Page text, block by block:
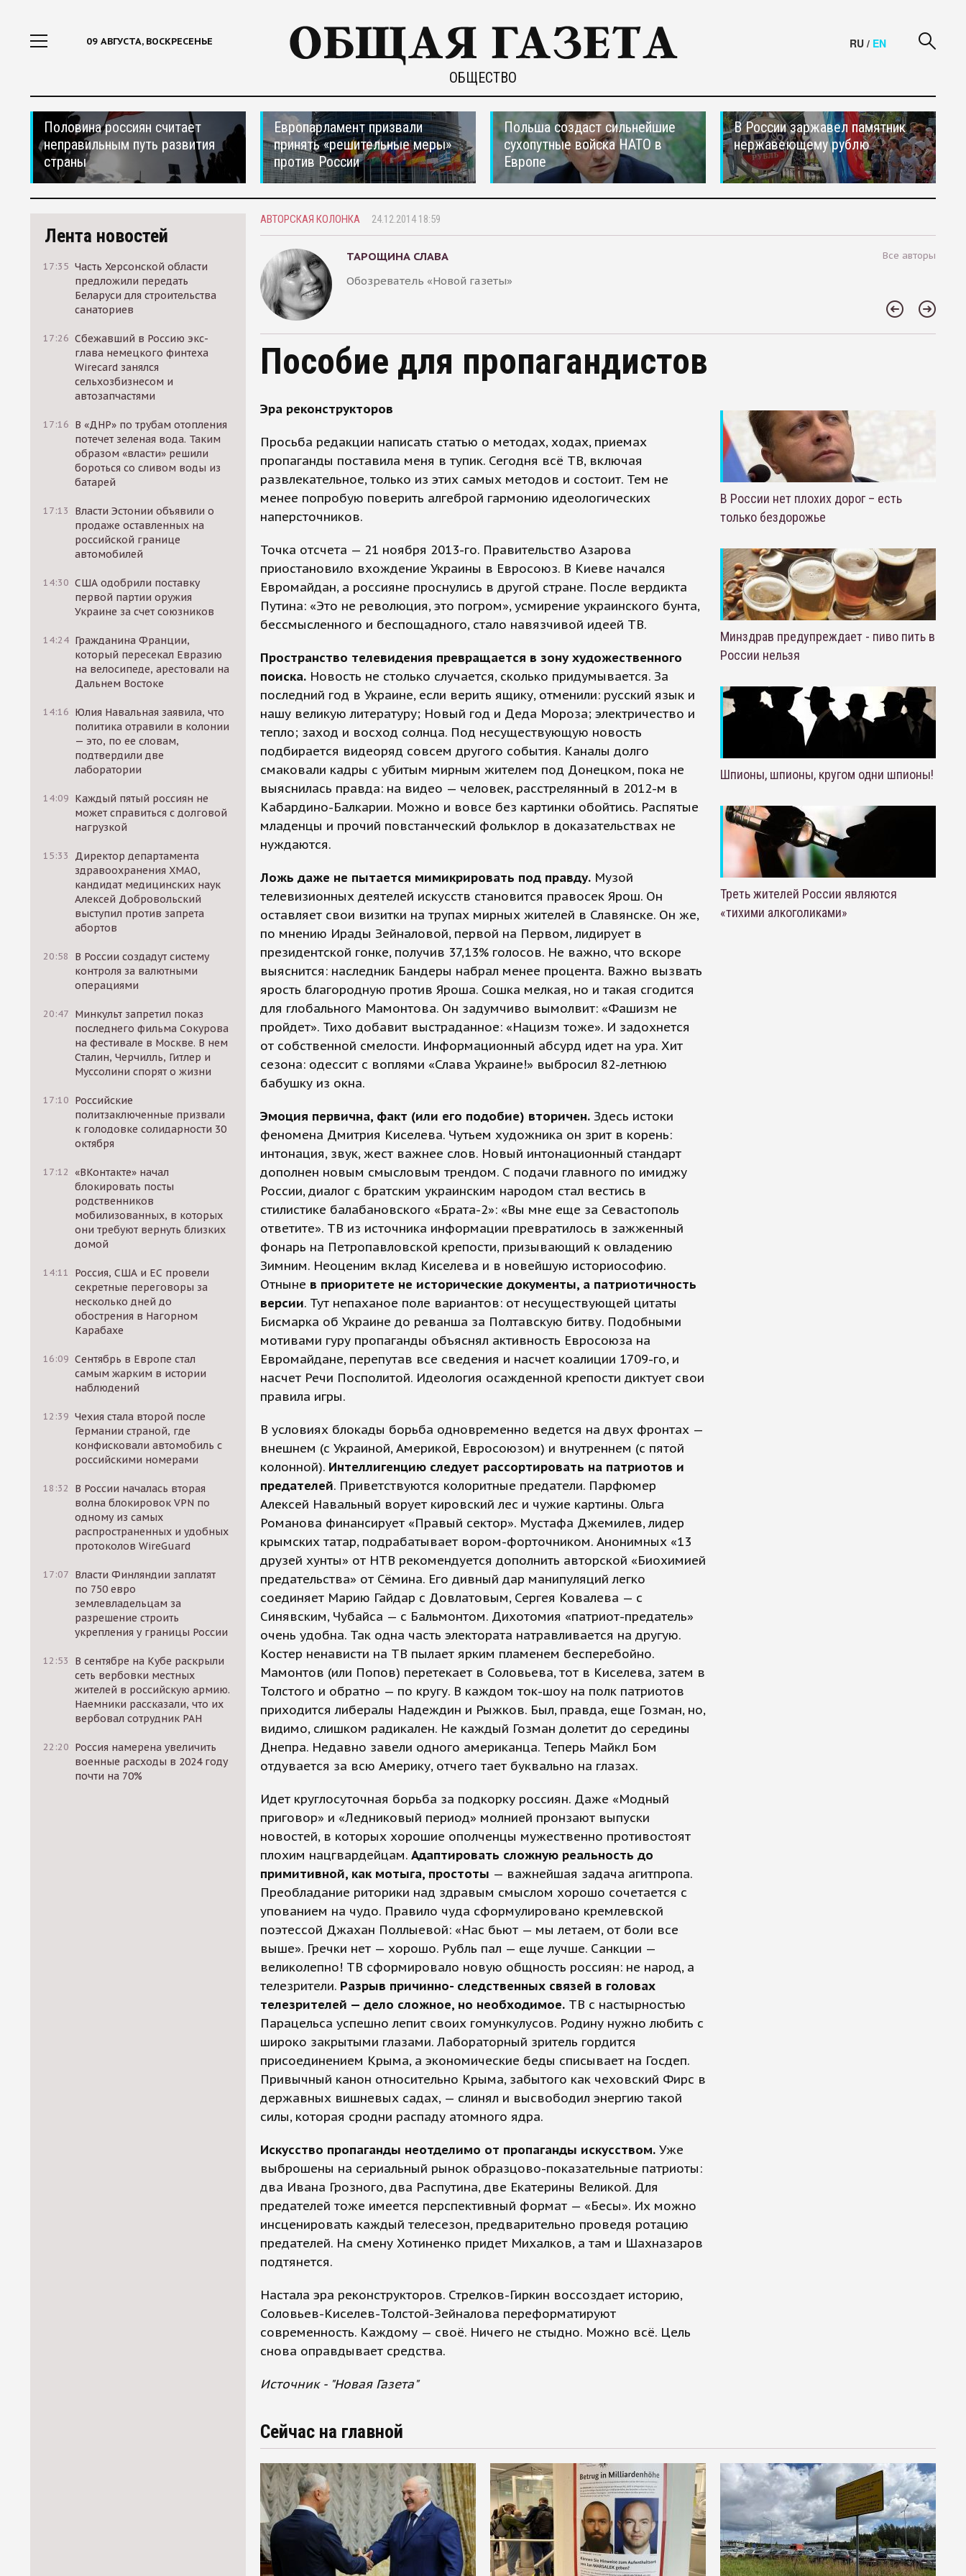
09 АВГУСТА, ВОСКРЕСЕНЬЕ
ОБЩЕСТВО
RU / EN
Половина россиян считает
неправильным путь развития
страны
Европарламент призвали
принять «решительные меры»
против России
Польша создаст сильнейшие
сухопутные войска НАТО в
Европе
В России заржавел памятник
нержавеющему рублю
Лента новостей
17:35 Часть Херсонской области
предложили передать
Беларуси для строительства
санаториев
17:26 Сбежавший в Россию экс-
глава немецкого финтеха
Wirecard занялся
сельхозбизнесом и
автозапчастями
17:16 В «ДНР» по трубам отопления
потечет зеленая вода. Таким
образом «власти» решили
бороться со сливом воды из
батарей
17:13
Власти Эстонии объявили о
продаже оставленных на
российской границе
автомобилей
14:30 США одобрили поставку
первой партии оружия
Украине за счет союзников
14:24 Гражданина Франции,
который пересекал Евразию
на велосипеде, арестовали на
Дальнем Востоке
14:16 Юлия Навальная заявила, что
политика отравили в колонии
— это, по ее словам,
подтвердили две
лаборатории
14:09 Каждый пятый россиян не
может справиться с долговой
нагрузкой
15:33
Директор департамента
здравоохранения ХМАО,
кандидат медицинских наук
Алексей Добровольский
выступил против запрета
абортов
20:58
В России создадут систему
контроля за валютными
операциями
20:47 Минкульт запретил показ
последнего фильма Сокурова
на фестивале в Москве. В нем
Сталин, Черчилль, Гитлер и
Муссолини спорят о жизни
17:10 Российские
политзаключенные призвали
к голодовке солидарности 30
октября
17:12 «ВКонтакте» начал
блокировать посты
родственников
мобилизованных, в которых
они требуют вернуть близких
домой
14:11
Россия, США и ЕС провели
секретные переговоры за
несколько дней до
обострения в Нагорном
Карабахе
16:09 Сентябрь в Европе стал
самым жарким в истории
наблюдений
12:39 Чехия стала второй после
Германии страной, где
конфисковали автомобиль с
российскими номерами
18:32
В России началась вторая
волна блокировок VPN по
одному из самых
распространенных и удобных
протоколов WireGuard
17:07 Власти Финляндии заплатят
по 750 евро
землевладельцам за
разрешение строить
укрепления у границы России
12:53
В сентябре на Кубе раскрыли
сеть вербовки местных
жителей в российскую армию.
Наемники рассказали, что их
вербовал сотрудник РАН
22:20 Россия намерена увеличить
военные расходы в 2024 году
почти на 70%
АВТОРСКАЯ КОЛОНКА 24.12.2014 18:59
ТАРОЩИНА СЛАВА
Обозреватель «Новой газеты»
Все авторы
Пособие для пропагандистов
Эра реконструкторов
Просьба редакции написать статью о методах, ходах, приемах
пропаганды поставила меня в тупик. Сегодня всё ТВ, включая
развлекательное, только из этих самых методов и состоит. Тем не
менее попробую поверить алгеброй гармонию идеологических
наперсточников.
Точка отсчета — 21 ноября 2013-го. Правительство Азарова
приостановило вхождение Украины в Евросоюз. В Киеве начался
Евромайдан, а россияне проснулись в другой стране. После вердикта
Путина: «Это не революция, это погром», усмирение украинского бунта,
бессмысленного и беспощадного, стало навязчивой идеей ТВ.
Пространство телевидения превращается в зону художественного
поиска. Новость не столько случается, сколько придумывается. За
последний год в Украине, если верить ящику, отменили: русский язык и
нашу великую литературу; Новый год и Деда Мороза; электричество и
тепло; заход и восход солнца. Под несуществующую новость
подбирается видеоряд совсем другого события. Каналы долго
смаковали кадры с убитым мирным жителем под Донецком, пока не
выяснилась правда: на видео — человек, расстрелянный в 2012-м в
Кабардино-Балкарии. Можно и вовсе без картинки обойтись. Распятые
младенцы и прочий повстанческий фольклор в доказательствах не
нуждаются.
Ложь даже не пытается мимикрировать под правду. Музой
телевизионных деятелей искусств становится правосек Ярош. Он
оставляет свои визитки на трупах мирных жителей в Славянске. Он же,
по мнению Ирады Зейналовой, первой на Первом, лидирует в
президентской гонке, получив 37,13% голосов. Не важно, что вскоре
выяснится: наследник Бандеры набрал менее процента. Важно вызвать
ярость благородную против Яроша. Сошка мелкая, но и такая сгодится
для глобального Мамонтова. Он задумчиво вымолвит: «Фашизм не
пройдет». Тихо добавит выстраданное: «Нацизм тоже». И задохнется
от собственной смелости. Информационный абсурд идет на ура. Хит
сезона: одессит с воплями «Слава Украине!» выбросил 82-летнюю
бабушку из окна.
Эмоция первична, факт (или его подобие) вторичен. Здесь истоки
феномена Дмитрия Киселева. Чутьем художника он зрит в корень:
интонация, звук, жест важнее слов. Новый интонационный стандарт
дополнен новым смысловым трендом. С подачи главного по имиджу
России, диалог с братским украинским народом стал вестись в
стилистике балабановского «Брата-2»: «Вы мне еще за Севастополь
ответите». ТВ из источника информации превратилось в зажженный
фонарь на Петропавловской крепости, призывающий к овладению
Зимним. Неоценим вклад Киселева и в новейшую историософию.
Отныне в приоритете не исторические документы, а патриотичность
версии. Тут непаханое поле вариантов: от несуществующей цитаты
Бисмарка об Украине до реванша за Полтавскую битву. Подобными
мотивами гуру пропаганды объяснял активность Евросоюза на
Евромайдане, перепутав все сведения и насчет коалиции 1709-го, и
насчет Речи Посполитой. Идеология осажденной крепости диктует свои
правила игры.
В условиях блокады борьба одновременно ведется на двух фронтах —
внешнем (с Украиной, Америкой, Евросоюзом) и внутреннем (с пятой
колонной). Интеллигенцию следует рассортировать на патриотов и
предателей. Приветствуются колоритные предатели. Парфюмер
Алексей Навальный ворует кировский лес и чужие картины. Ольга
Романова финансирует «Правый сектор». Мустафа Джемилев, лидер
крымских татар, подрабатывает вором-форточником. Анонимных «13
друзей хунты» от НТВ рекомендуется дополнить авторской «Биохимией
предательства» от Сёмина. Его дивный дар манипуляций легко
соединяет Марию Гайдар с Довлатовым, Сергея Ковалева — с
Синявским, Чубайса — с Бальмонтом. Дихотомия «патриот-предатель»
очень удобна. Так одна часть электората натравливается на другую.
Костер ненависти на ТВ пылает ярким пламенем бесперебойно.
Мамонтов (или Попов) перетекает в Соловьева, тот в Киселева, затем в
Толстого и обратно — по кругу. В каждом ток-шоу на полк патриотов
приходится либералы Надеждин и Рыжков. Был, правда, еще Гозман, но,
видимо, слишком радикален. Не каждый Гозман долетит до середины
Днепра. Недавно завели одного американца. Теперь Майкл Бом
отдувается за всю Америку, отчего тает буквально на глазах.
Идет круглосуточная борьба за подкорку россиян. Даже «Модный
приговор» и «Ледниковый период» молнией пронзают выпуски
новостей, в которых хорошие ополченцы мужественно противостоят
плохим нацгвардейцам. Адаптировать сложную реальность до
примитивной, как мотыга, простоты — важнейшая задача агитпропа.
Преобладание риторики над здравым смыслом хорошо сочетается с
упованием на чудо. Правило чуда сформулировано кремлевской
поэтессой Джахан Поллыевой: «Нас бьют — мы летаем, от боли все
выше». Гречки нет — хорошо. Рубль пал — еще лучше. Санкции —
великолепно! ТВ сформировало новую общность россиян: не народ, а
телезрители. Разрыв причинно- следственных связей в головах
телезрителей — дело сложное, но необходимое. ТВ с настырностью
Парацельса успешно лепит своих гомункулусов. Родину нужно любить с
широко закрытыми глазами. Лабораторный зритель гордится
присоединением Крыма, а экономические беды списывает на Госдеп.
Привычный канон относительно Крыма, забытого как чеховский Фирс в
державных вишневых садах, — слинял и высвободил энергию такой
силы, которая сродни распаду атомного ядра.
Искусство пропаганды неотделимо от пропаганды искусством. Уже
выброшены на сериальный рынок образцово-показательные патриоты:
два Ивана Грозного, два Распутина, две Екатерины Великой. Для
предателей тоже имеется перспективный формат — «Бесы». Их можно
инсценировать каждый телесезон, предварительно проведя ротацию
предателей. На смену Хотиненко придет Михалков, а там и Шахназаров
подтянется.
Настала эра реконструкторов. Стрелков-Гиркин воссоздает историю,
Соловьев-Киселев-Толстой-Зейналова переформатируют
современность. Каждому — своё. Ничего не стыдно. Можно всё. Цель
снова оправдывает средства.
Источник - "Новая Газета"
В России нет плохих дорог – есть
только бездорожье
Минздрав предупреждает - пиво пить в
России нельзя
Шпионы, шпионы, кругом одни шпионы!
Треть жителей России являются
«тихими алкоголиками»
Сейчас на главной